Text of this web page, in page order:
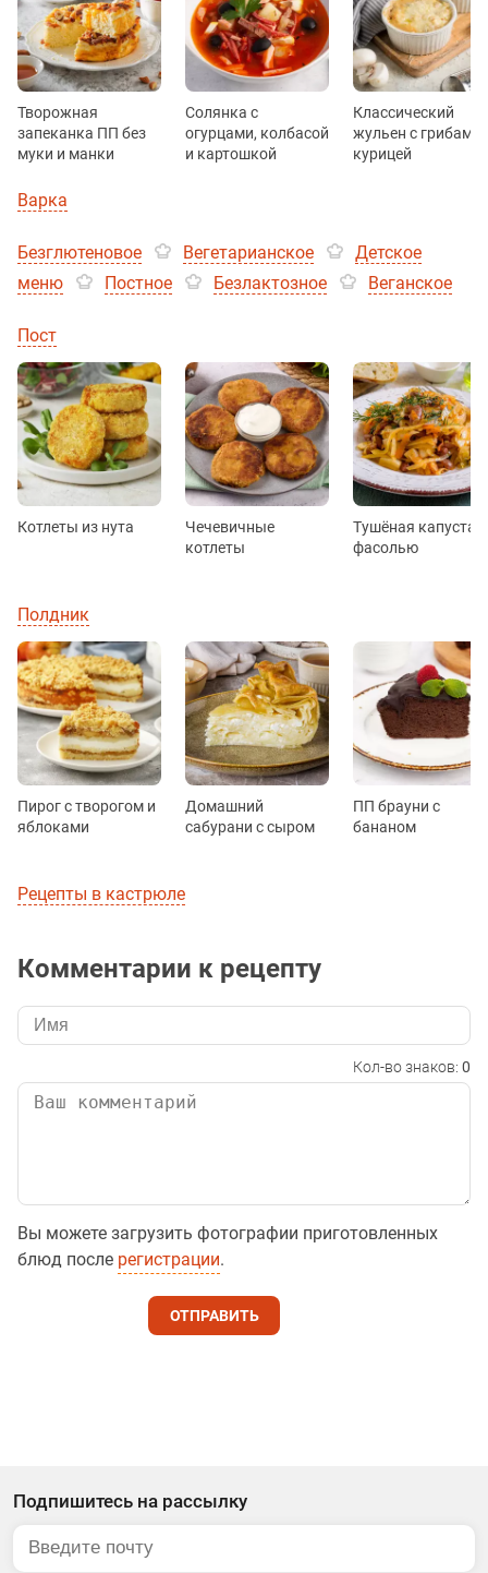
Творожная
запеканка ПП без
муки и манки
Солянка с
огурцами, колбасой
и картошкой
Классический
жульен с грибами
курицей
Варка
Безглютеновое Вегетарианское
Детское
меню
Постное Безлактозное Веганское
Пост
Котлеты из нута
Чечевичные
котлеты
Тушёная капуста с
фасолью
Полдник
Пирог с творогом и
яблоками
Домашний
сабурани с сыром
ПП брауни с
бананом
Рецепты в кастрюле
Комментарии к рецепту
Кол-во знаков: 0
Вы можете загрузить фотографии приготовленных
блюд после регистрации.
ОТПРАВИТЬ
Подпишитесь на рассылку